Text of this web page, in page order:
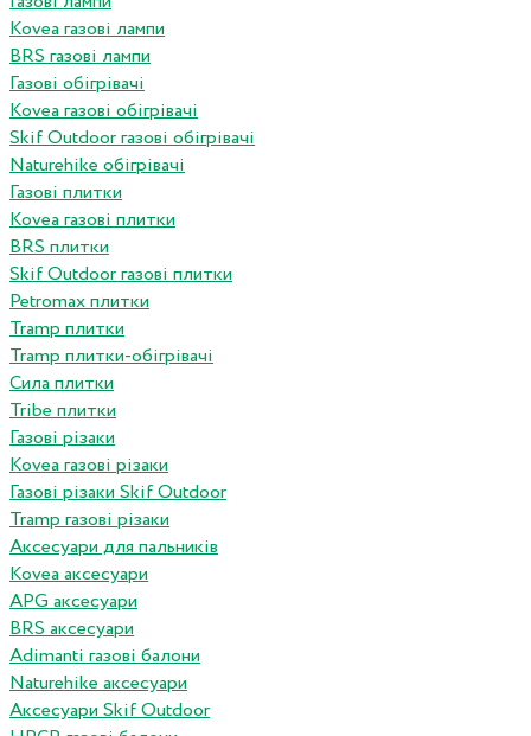
Kovea газові лампи
BRS газові лампи
Газові обігрівачі
Kovea газові обігрівачі
Skif Outdoor газові обігрівачі
Naturehike обігрівачі
Газові плитки
Kovea газові плитки
BRS плитки
Skif Outdoor газові плитки
Petromax плитки
Tramp плитки
Tramp плитки-обігрівачі
Сила плитки
Tribe плитки
Газові різаки
Kovea газові різаки
Газові різаки Skif Outdoor
Tramp газові різаки
Аксесуари для пальників
Kovea аксесуари
APG аксесуари
BRS аксесуари
Adimanti газові балони
Naturehike аксесуари
Аксесуари Skif Outdoor